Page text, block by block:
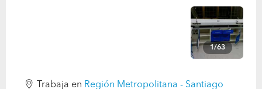
1/63
Trabaja en Región Metropolitana - Santiago